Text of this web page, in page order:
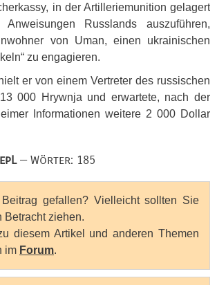
in der Artilleriemunition gelagert
Russlands auszuführen,
von Uman, einen ukrainischen
zu engagieren.
er von einem Vertreter des russischen
000 Hrywnja und erwartete, nach der
Informationen weitere 2 000 Dollar
— Wörter: 185
gefallen? Vielleicht sollten Sie
Betracht ziehen.
diesem Artikel und anderen Themen
im Forum.